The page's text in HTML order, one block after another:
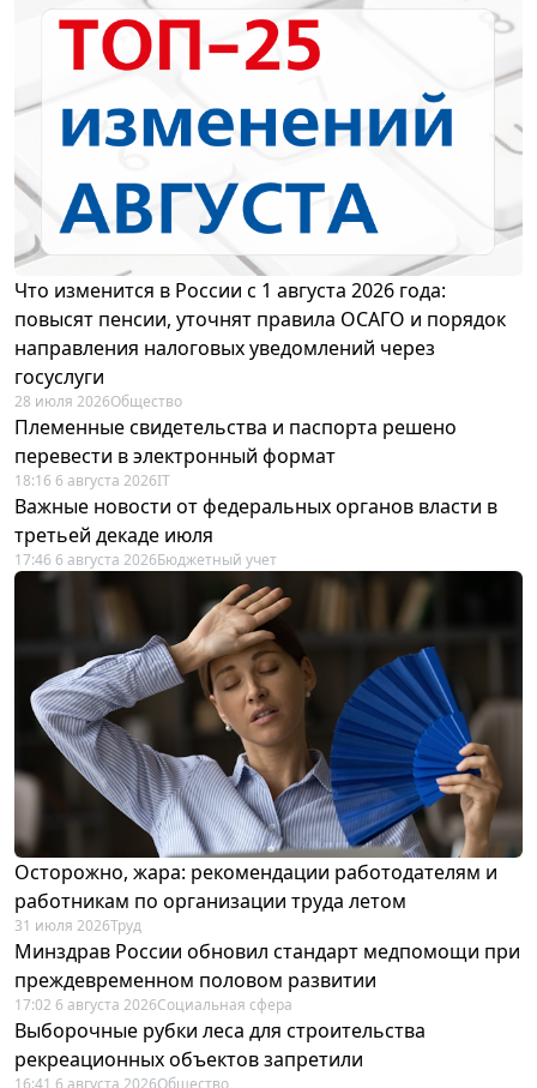
Что изменится в России с 1 августа 2026 года:
повысят пенсии, уточнят правила ОСАГО и порядок
направления налоговых уведомлений через
госуслуги
28 июля 2026Общество
Племенные свидетельства и паспорта решено
перевести в электронный формат
18:16 6 августа 2026IT
Важные новости от федеральных органов власти в
третьей декаде июля
17:46 6 августа 2026Бюджетный учет
Осторожно, жара: рекомендации работодателям и
работникам по организации труда летом
31 июля 2026Труд
Минздрав России обновил стандарт медпомощи при
преждевременном половом развитии
17:02 6 августа 2026Социальная сфера
Выборочные рубки леса для строительства
рекреационных объектов запретили
16:41 6 августа 2026Общество